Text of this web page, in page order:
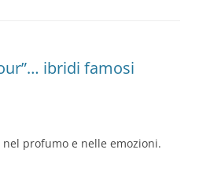
ibridi famosi
nel profumo e nelle emozioni.